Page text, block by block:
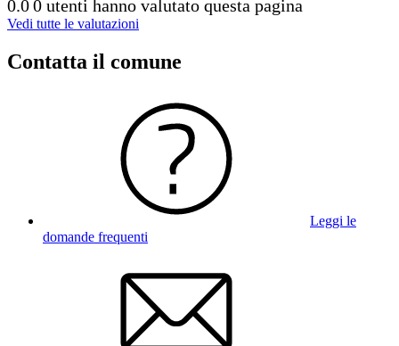
0.00 utenti hanno valutato questa pagina
Vedi tutte le valutazioni
Contatta il comune
Leggi le
domande frequenti